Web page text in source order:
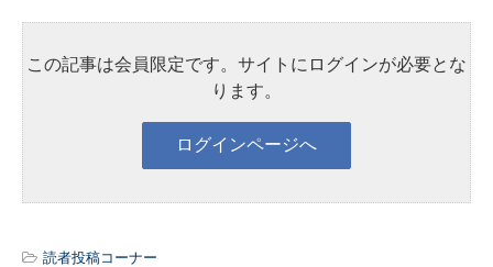
この記事は会員限定です。サイトにログインが必要とな
ります。
読者投稿コーナー